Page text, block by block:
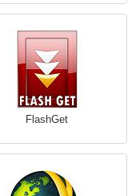
FlashGet